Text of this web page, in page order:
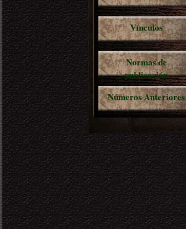
Vínculos
Normas de
publicación
Números Anteriores